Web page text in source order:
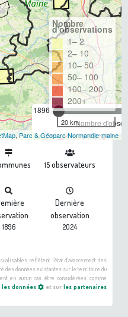
1896
Nombre
Nombre
d'observations
1– 2
2– 10
10– 50
50– 100
100– 200
200+
20 km
, Parc & Géoparc Normandie-maine
15 observateurs
1896
Dernière
observation
2024
reflètent l'état d'avancement des
des données existantes sur le territoire du
en aucun cas être considérées comme
les données et surles partenaires